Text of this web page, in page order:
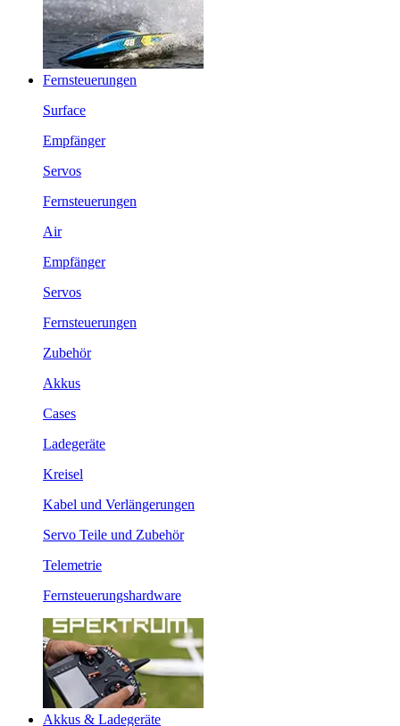
Fernsteuerungen
Surface
Empfänger
Servos
Fernsteuerungen
Air
Empfänger
Servos
Fernsteuerungen
Zubehör
Akkus
Cases
Ladegeräte
Kreisel
Kabel und Verlängerungen
Servo Teile und Zubehör
Telemetrie
Fernsteuerungshardware
Akkus & Ladegeräte